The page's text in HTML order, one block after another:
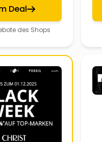
Deal
des Shops